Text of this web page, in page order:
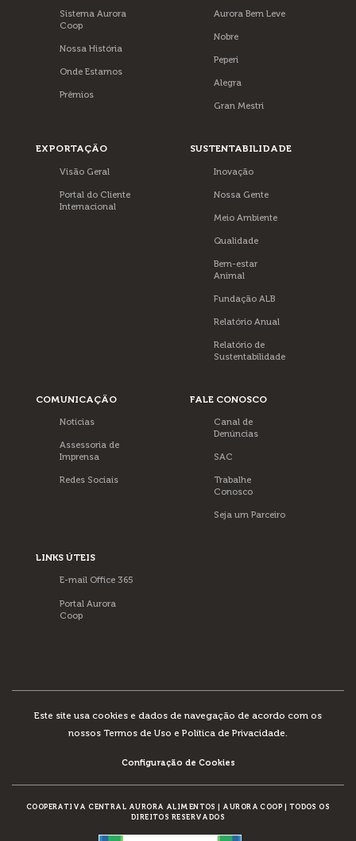
Sistema Aurora
Coop
Nossa História
Onde Estamos
Prêmios
Aurora Bem Leve
Nobre
Peperi
Alegra
Gran Mestri
EXPORTAÇÃO
Visão Geral
Portal do Cliente
Internacional
SUSTENTABILIDADE
Inovação
Nossa Gente
Meio Ambiente
Qualidade
Bem-estar
Animal
Fundação ALB
Relatório Anual
Relatório de
Sustentabilidade
COMUNICAÇÃO
Notícias
Assessoria de
Imprensa
Redes Sociais
FALE CONOSCO
Canal de
Denúncias
SAC
Trabalhe
Conosco
Seja um Parceiro
LINKS ÚTEIS
E-mail Office 365
Portal Aurora
Coop
Este site usa cookies e dados de navegação de acordo com os
nossos Termos de Uso e Política de Privacidade
Configuração de Cookies
COOPERATIVA CENTRAL AURORA ALIMENTOS AURORA COOP
TODOS OS
DIREITOS RESERVADOS